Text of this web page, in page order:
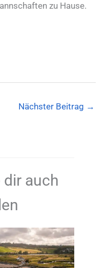
zu Hause.
Nächster Beitrag →
dir auch